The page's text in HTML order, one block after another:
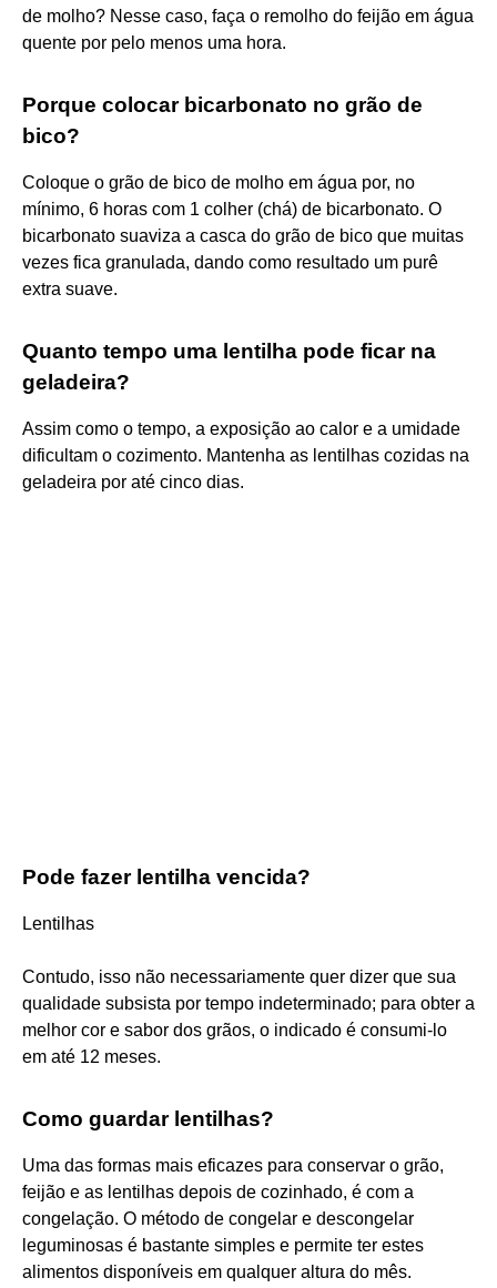
de molho? Nesse caso, faça o remolho do feijão em água
quente por pelo menos uma hora.
Porque colocar bicarbonato no grão de
bico?
Coloque o grão de bico de molho em água por, no
mínimo, 6 horas com 1 colher (chá) de bicarbonato. O
bicarbonato suaviza a casca do grão de bico que muitas
vezes fica granulada, dando como resultado um purê
extra suave.
Quanto tempo uma lentilha pode ficar na
geladeira?
Assim como o tempo, a exposição ao calor e a umidade
dificultam o cozimento. Mantenha as lentilhas cozidas na
geladeira por até cinco dias.
Pode fazer lentilha vencida?
Lentilhas
Contudo, isso não necessariamente quer dizer que sua
qualidade subsista por tempo indeterminado; para obter a
melhor cor e sabor dos grãos, o indicado é consumi-lo
em até 12 meses.
Como guardar lentilhas?
Uma das formas mais eficazes para conservar o grão,
feijão e as lentilhas depois de cozinhado, é com a
congelação. O método de congelar e descongelar
leguminosas é bastante simples e permite ter estes
alimentos disponíveis em qualquer altura do mês.